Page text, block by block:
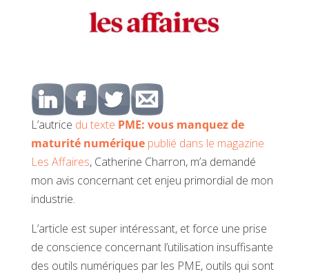
L’autrice du texte PME: vous manquez de
maturité numériquepublié dans le magazine
Les Affaires, Catherine Charron, m’a demandé
mon avis concernant cet enjeu primordial de mon
industrie.
L’article est super intéressant, et force une prise
de conscience concernant l’utilisation insuffisante
des outils numériques par les PME, outils qui sont